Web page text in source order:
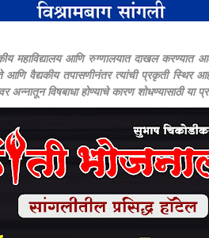
महाविद्यालय आणि रुग्णालयात दाखल करण्यात
वैद्यकीय तपासणीनंतर त्यांची प्रकृती स्थिर
विषबाधा होण्याचे कारण शोधण्यासाठी या